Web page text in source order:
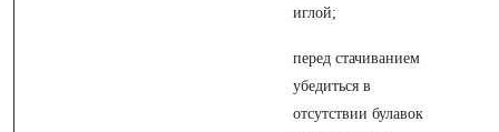
иглой;
перед стачиванием
убедиться в
отсутствии булавок